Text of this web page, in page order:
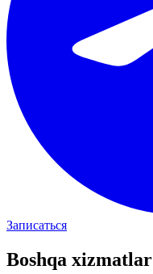
Записаться
Boshqa xizmatlar